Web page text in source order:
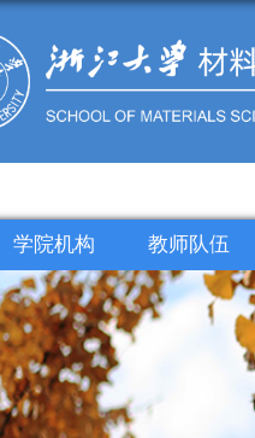
学院机构 教师队伍